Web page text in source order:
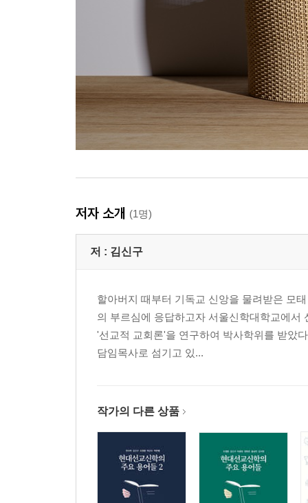
저자 소개 (1명)
저 : 김신구
할아버지 때부터 기독교 신앙을 물려받은 모
의 부르심에 응답하고자 서울신학대학교에서
'선교적 교회론'을 연구하여 박사학위를 받았
담임목사로 섬기고 있...
작가의 다른 상품